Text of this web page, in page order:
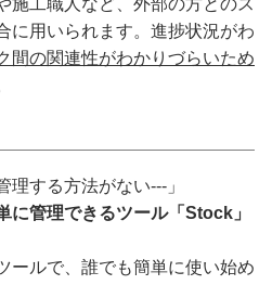
施工職人など、外部の方とのス
に用いられます。進捗状況がわ
間の関連性がわかりづらいため
理する方法がない---」
に管理できるツール「Stock」
ールで、誰でも簡単に使い始め